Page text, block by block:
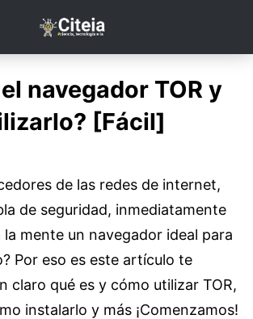
navegador TOR y
[Fácil]
de las redes de internet,
de seguridad, inmediatamente
la mente un navegador ideal para
Por eso es este artículo te
claro qué es y cómo utilizar TOR,
instalarlo y más ¡Comenzamos!